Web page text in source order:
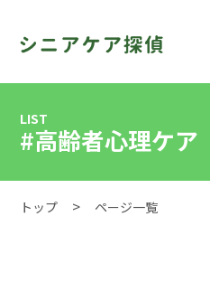
LIST
#高齢者心理ケ
トップ ページ一覧